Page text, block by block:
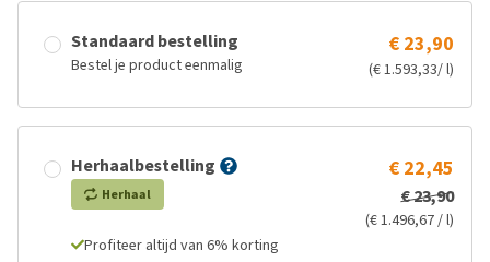
Standaard bestelling
Bestel je product eenmalig
€ 23,90
(€ 1.593,33/ l)
Herhaalbestelling
Herhaal
€ 22,45
€ 23,90
(€ 1.496,67 / l)
Profiteer altijd van 6% korting